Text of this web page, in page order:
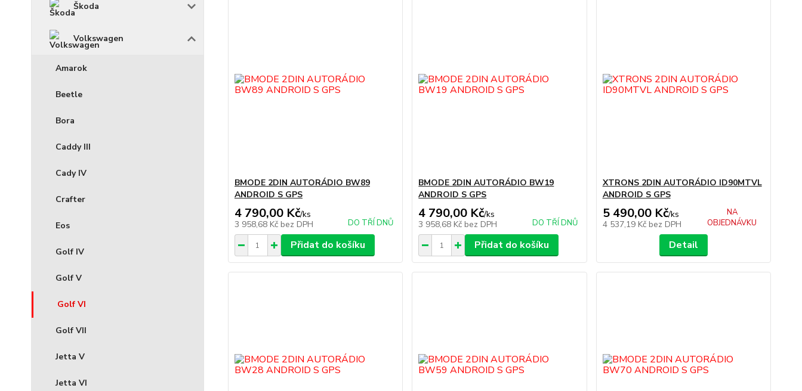
Škoda
Volkswagen
Amarok
Beetle
Bora
Caddy III
Cady IV
Crafter
Eos
Golf IV
Golf V
Golf VI
Golf VII
Jetta V
Jetta VI
BMODE 2DIN AUTORÁDIO BW89
ANDROID S GPS
4 790,00 Kč/ks
3 958,68 Kč bez DPH DO TŘÍ DNŮ
Přidat do košíku
BMODE 2DIN AUTORÁDIO BW19
ANDROID S GPS
4 790,00 Kč/ks
3 958,68 Kč bez DPH DO TŘÍ DNŮ
Přidat do košíku
XTRONS 2DIN AUTORÁDIO ID90MTVL
ANDROID S GPS
5 490,00 Kč/ks
4 537,19 Kč bez DPH
NA
OBJEDNÁVKU
Detail